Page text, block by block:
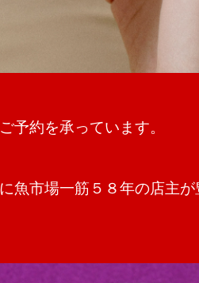
予約を承っています。
魚市場一筋５８年の店主